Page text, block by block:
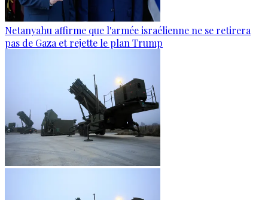
Netanyahu affirme que l'armée israélienne ne se retirera
pas de Gaza et rejette le plan Trump